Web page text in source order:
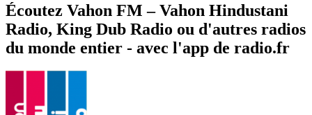
Écoutez Vahon FM – Vahon Hindustani
Radio, King Dub Radio ou d'autres radios
du monde entier - avec l'app de radio.fr